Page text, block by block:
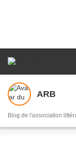
ARB
Blog de l'association